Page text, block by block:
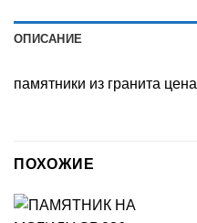
ОПИСАНИЕ
памятники из гранита цена
ПОХОЖИЕ